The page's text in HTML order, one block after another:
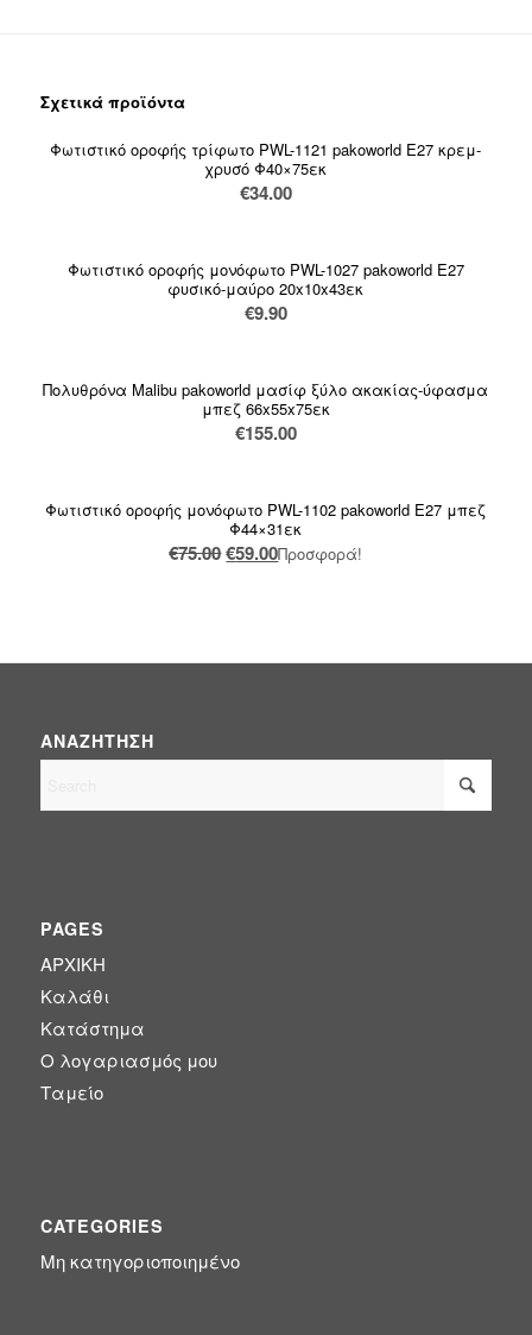
Σχετικά προϊόντα
Φωτιστικό οροφής τρίφωτο PWL-1121 pakoworld Ε27 κρεμ-
χρυσό Φ40×75εκ
€34.00
Φωτιστικό οροφής μονόφωτο PWL-1027 pakoworld Ε27
φυσικό-μαύρο 20x10x43εκ
€9.90
Πολυθρόνα Malibu pakoworld μασίφ ξύλο ακακίας-ύφασμα
μπεζ 66x55x75εκ
€155.00
Φωτιστικό οροφής μονόφωτο PWL-1102 pakoworld Ε27 μπεζ
Φ44×31εκ
€75.00Original
€59.00Η
€59.00.
Προσφορά!
ΑΝΑΖΉΤΗΣΗ
PAGES
ΑΡΧΙΚΗ
Καλάθι
Κατάστημα
Ο λογαριασμός μου
Ταμείο
CATEGORIES
Μη κατηγοριοποιημένο